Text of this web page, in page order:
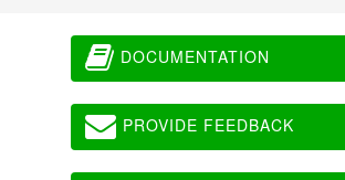
DOCUMENTATION
PROVIDE FEEDBACK